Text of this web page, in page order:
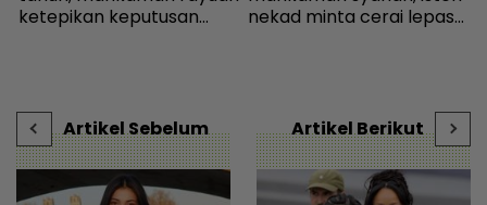
ketepikan keputusan
nekad minta cerai lepas
Artikel Sebelum Artikel Berikut